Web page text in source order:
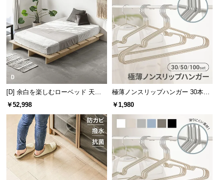
せ
ブ
グ
シーンに合わせてマルチに活躍
[D] 余白を楽しむローベッド 天然
木調 ステージベッド プレミアムマ
￥52,998
極薄ノンスリップハンガー 30本セ
ット
￥1,980